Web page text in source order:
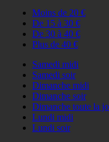
Moins de 20 €
De 15 à 30 €
De 30 à 40 €
Plus de 40 €
Samedi midi
Samedi soir
Dimanche midi
Dimanche soir
Dimanche toute la
Lundi midi
Lundi soir